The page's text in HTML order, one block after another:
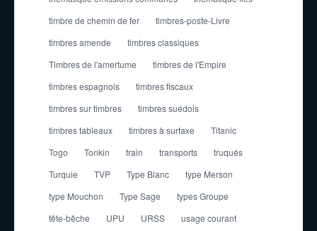
timbre de chemin de fer
timbres-poste-Livre
timbres amende
timbres classiques
Timbres de l'amertume
timbres de l'Empire
timbres espagnols
timbres fiscaux
timbres sur timbres
timbres suédois
timbres tableaux
timbres à surtaxe
Titanic
Togo
Tonkin train transports
truqués
Turquie
TVP Type Blanc
type Merson
type Mouchon
Type Sage
types Groupe
tête-bêche
UPU URSS
usage courant